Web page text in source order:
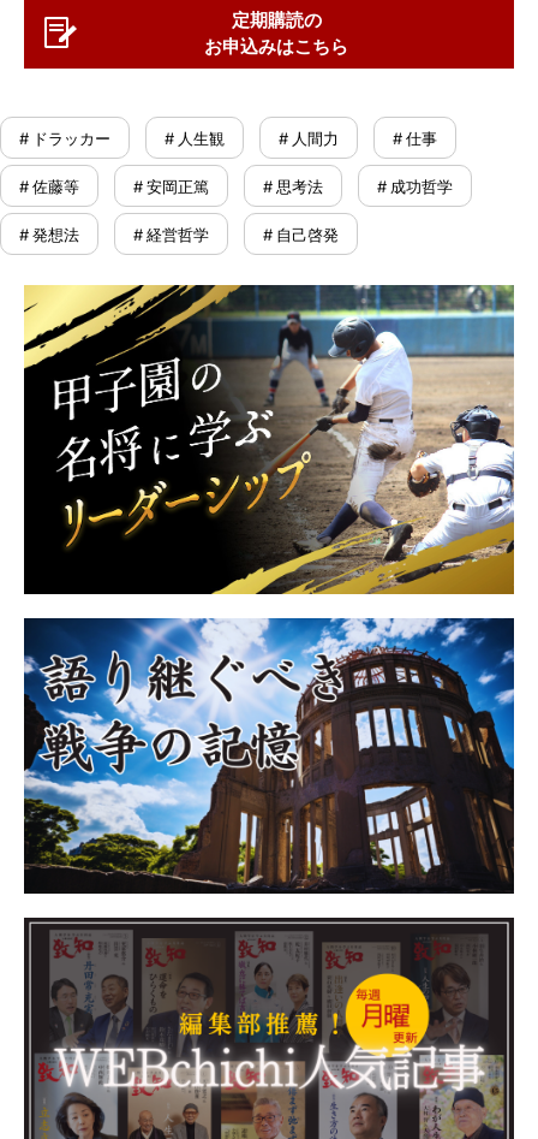
定期購読の
お申込みはこちら
# ドラッカー # 人生観 # 人間力 # 仕事
# 佐藤等 # 安岡正篤 # 思考法 # 成功哲学
# 発想法 # 経営哲学 # 自己啓発